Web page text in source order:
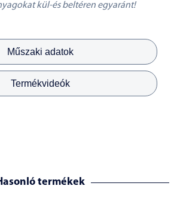
Műszaki adatok
Termékvideók
kül-és beltéren egyaránt!
termékek